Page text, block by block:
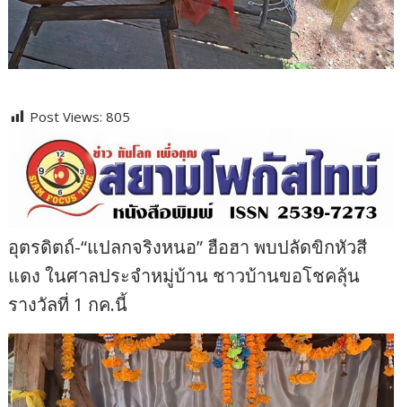
Post Views: 805
อุตรดิตถ์-“แปลกจริงหนอ” ฮือฮา พบปลัดขิกหัวสี
แดง ในศาลประจำหมู่บ้าน ชาวบ้านขอโชคลุ้น
รางวัลที่ 1 กค.นี้